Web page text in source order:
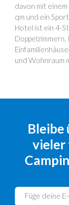
davon mit
qm und ein
Hotel ist ein 4-
Doppelzimmern,
und Wohnraum
Bleibe
vieler